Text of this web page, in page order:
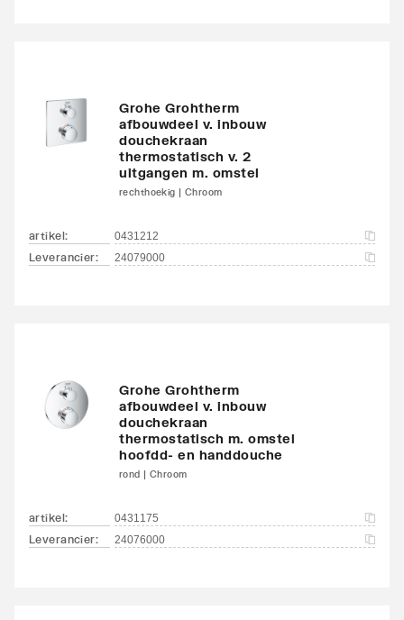
Grohe Grohtherm
afbouwdeel v. inbouw
douchekraan
thermostatisch v. 2
uitgangen m. omstel
rechthoekig | Chroom
artikel: 0431212
Leverancier: 24079000
Grohe Grohtherm
afbouwdeel v. inbouw
douchekraan
thermostatisch m. omstel
hoofdd- en handdouche
rond | Chroom
artikel: 0431175
Leverancier: 24076000